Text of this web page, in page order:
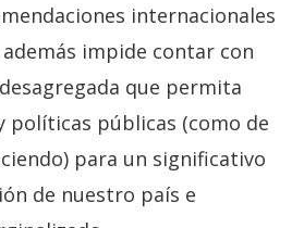
internacionales
impide contar con
que permita
políticas públicas (como de
para un significativo
de nuestro país e